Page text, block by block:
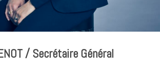
/ Secrétaire Général